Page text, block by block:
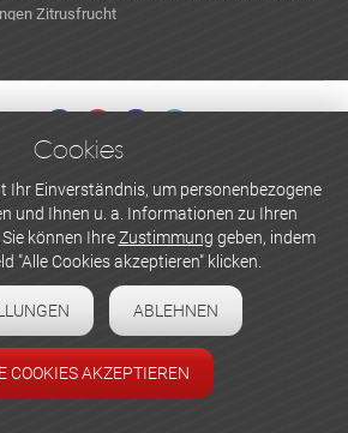
Zitrusfrucht
UND INSERIEREN
abonnieren
Einstellungen
Cookies
Ihr Einverständnis, um personenbezogene
und Ihnen u. a. Informationen zu Ihren
können IhreZustimmung geben, indem
"Alle Cookies akzeptieren" klicken.
ABLEHNEN
COOKIES AKZEPTIEREN